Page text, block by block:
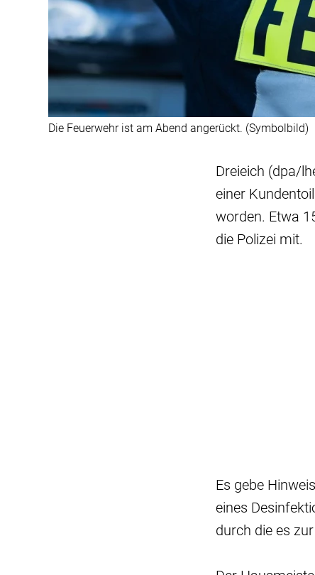
Die Feuerwehr ist am Abend angerückt. (Symbolbild)
Dreieich (dpa/
einer
worden. Etwa
die Polizei mit.
Es gebe
eines
durch die es